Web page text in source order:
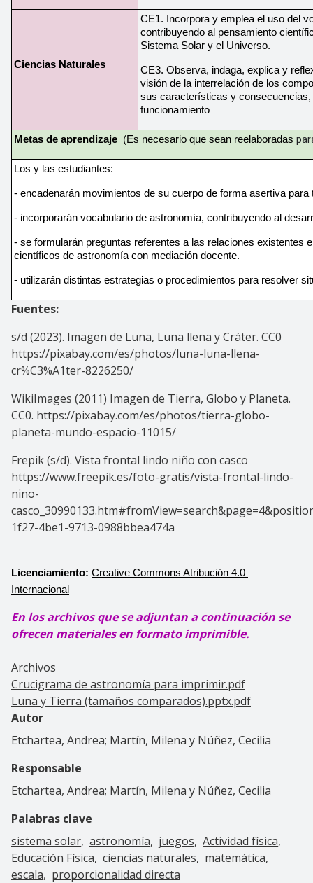
Ciencias Naturales
CE1. Incorpora y emplea el uso del
contribuyendo al pensamiento
Sistema Solar y el Universo.
CE3. Observa, indaga, explica y
visión de la interrelación de los
sus características y consecuencias,
funcionamiento
Metas de aprendizaje (Es necesario que sean reelaboradas
Los y las estudiantes:
- encadenarán movimientos de su cuerpo de forma asertiva
- incorporarán vocabulario de astronomía, contribuyendo al
- se formularán preguntas referentes a las relaciones existentes
científicos de astronomía con mediación docente.
- utilizarán distintas estrategias o procedimientos para resolver
Fuentes:
s/d (2023). Imagen de Luna, Luna llena y Cráter. CC0
https://pixabay.com/es/photos/luna-luna-llena-
cr%C3%A1ter-8226250/
WikiImages (2011) Imagen de Tierra, Globo y Planeta.
CC0. https://pixabay.com/es/photos/tierra-globo-
planeta-mundo-espacio-11015/
Frepik (s/d). Vista frontal lindo niño con casco
https://www.freepik.es/foto-gratis/vista-frontal-lindo-
nino-
1f27-4be1-9713-0988bbea474a
Licenciamiento: Creative Commons Atribución 4.0
Internacional
En los archivos que se adjuntan a continuación se
ofrecen materiales en formato imprimible.
Archivos
Crucigrama de astronomía para imprimir.pdf
Luna y Tierra (tamaños comparados).pptx.pdf
Autor
Etchartea, Andrea; Martín, Milena y Núñez, Cecilia
Responsable
Etchartea, Andrea; Martín, Milena y Núñez, Cecilia
Palabras clave
sistema solar astronomía juegos Actividad física
Educación Física ciencias naturales
matemática
escala
proporcionalidad directa